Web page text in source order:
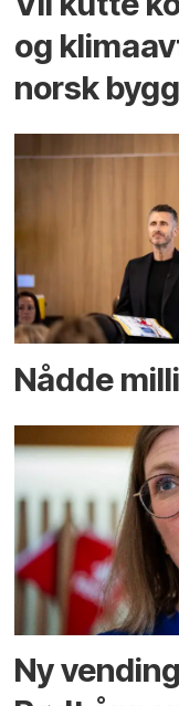
og
norsk
Nådde
Ny